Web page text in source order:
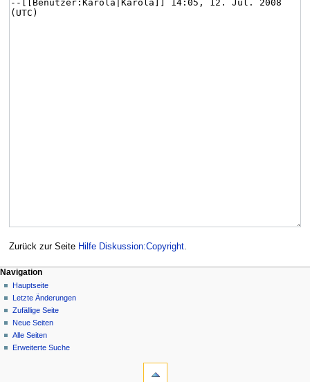
Zurück zur Seite Hilfe Diskussion:Copyright.
Navigation
Hauptseite
Letzte Änderungen
Zufällige Seite
Neue Seiten
Alle Seiten
Erweiterte Suche